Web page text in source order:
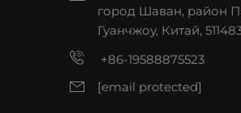
город Шаван, район
Гуанчжоу, Китай,
+86-19588875523
[email protected]